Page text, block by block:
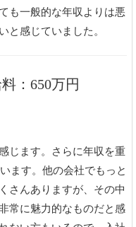
も一般的な年収よりは悪
と感じていました。
：650万円
じます。さらに年収を重
ます。他の会社でもっと
さんありますが、その中
常に魅力的なものだと感